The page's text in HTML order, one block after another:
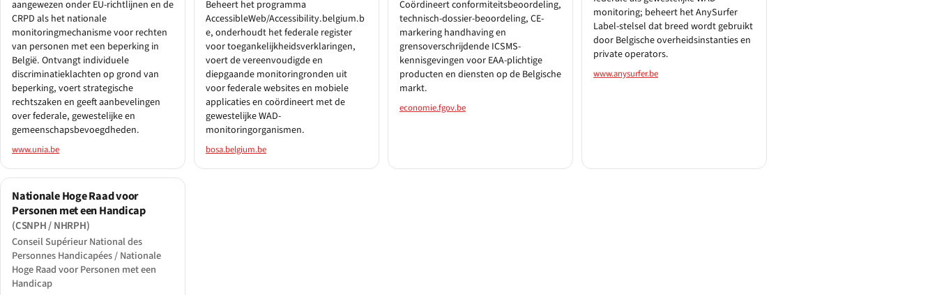
aangewezen onder EU-richtlijnen en de
CRPD als het nationale
monitoringmechanisme voor rechten
van personen met een beperking in
België. Ontvangt individuele
discriminatieklachten op grond van
beperking, voert strategische
rechtszaken en geeft aanbevelingen
over federale, gewestelijke en
gemeenschapsbevoegdheden.
www.unia.be
Beheert het programma
AccessibleWeb/Accessibility.belgium.b
e, onderhoudt het federale register
voor toegankelijkheidsverklaringen,
voert de vereenvoudigde en
diepgaande monitoringronden uit
voor federale websites en mobiele
applicaties en coördineert met de
gewestelijke WAD-
monitoringorganismen.
bosa.belgium.be
Coördineert conformiteitsbeoordeling,
technisch-dossier-beoordeling, CE-
markering handhaving en
grensoverschrijdende ICSMS-
kennisgevingen voor EAA-plichtige
producten en diensten op de Belgische
markt.
economie.fgov.be
monitoring; beheert het AnySurfer
Label-stelsel dat breed wordt gebruikt
door Belgische overheidsinstanties en
private operators.
www.anysurfer.be
Nationale Hoge Raad voor
Personen met een Handicap
(CSNPH / NHRPH)
Conseil Supérieur National des
Personnes Handicapées / Nationale
Hoge Raad voor Personen met een
Handicap